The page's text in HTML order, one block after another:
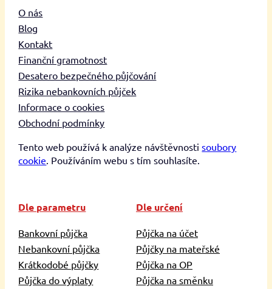
O nás
Blog
Kontakt
Finanční gramotnost
Desatero bezpečného půjčování
Rizika nebankovních půjček
Informace o cookies
Obchodní podmínky
Tento web používá k analýze návštěvnostisoubory
cookie . Používáním webu s tím souhlasíte.
Dle parametru
Bankovní půjčka
Nebankovní půjčka
Krátkodobé půjčky
Půjčka do výplaty
Dle určení
Půjčka na účet
Půjčky na mateřské
Půjčka na OP
Půjčka na směnku